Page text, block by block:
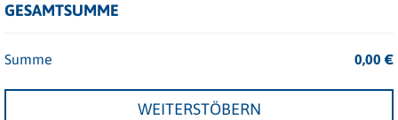
GESAMTSUMME
Summe 0,00€
WEITERSTÖBERN